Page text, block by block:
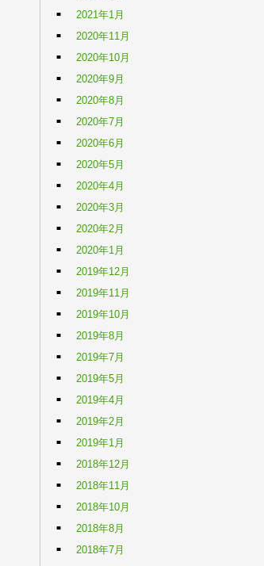
2021年1月
2020年11月
2020年10月
2020年9月
2020年8月
2020年7月
2020年6月
2020年5月
2020年4月
2020年3月
2020年2月
2020年1月
2019年12月
2019年11月
2019年10月
2019年8月
2019年7月
2019年5月
2019年4月
2019年2月
2019年1月
2018年12月
2018年11月
2018年10月
2018年8月
2018年7月